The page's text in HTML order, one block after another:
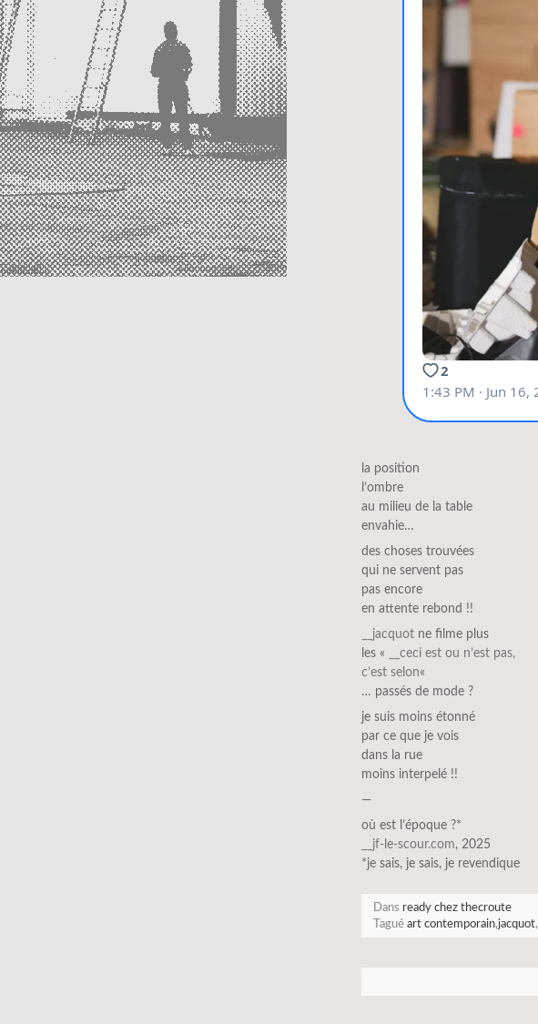
la position
l’ombre
au milieu de la table
envahie…
des choses trouvées
qui ne servent pas
pas encore
en attente rebond !!
__jacquot ne filme plus
les «
__ceci est ou n’est pas,
c’est selon«
… passés de mode ?
je suis moins étonné
par ce que je vois
dans la rue
moins interpelé !!
—
où est l’époque ?*
__jf-le-scour.com, 2025
*je sais, je sais, je revendique
Dans ready chez thecroute
Tagué art contemporain,jacquot,